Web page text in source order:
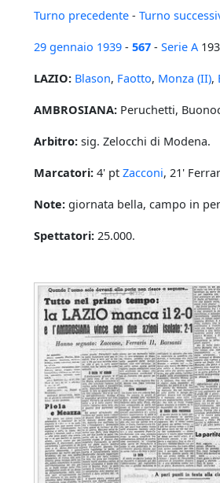
Turno precedente - Turno
29 gennaio 1939 - 567 - Serie A
LAZIO: Blason, Faotto, Monza (II),
AMBROSIANA: Peruchetti,
Arbitro: sig. Zelocchi di Modena.
Marcatori: 4' pt Zacconi, 21'
Note: giornata bella, campo in
Spettatori: 25.000.